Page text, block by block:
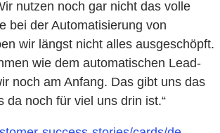
nutzen noch gar nicht das volle
bei der Automatisierung von
wir längst nicht alles ausgeschöpft.
wie dem automatischen Lead-
noch am Anfang. Das gibt uns das
da noch für viel uns drin ist.“